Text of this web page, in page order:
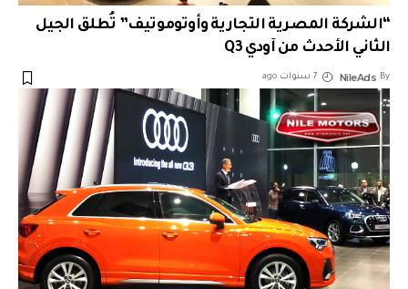
“الشركة المصرية التجارية وأوتوموتيف” تُطلق الجيل
الثاني الأحدث من آودي Q3
By
NileAds 7 سنوات ago